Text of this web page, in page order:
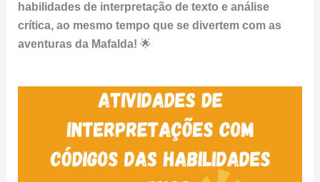
habilidades de interpretação de texto e análise
crítica, ao mesmo tempo que se divertem com as
aventuras da Mafalda! 🌟